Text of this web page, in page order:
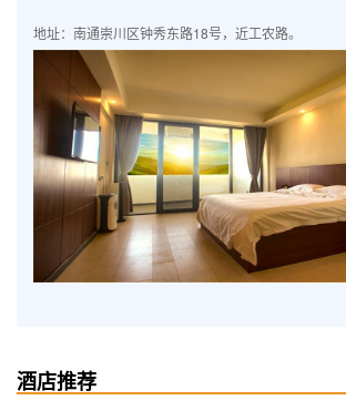
地址：南通崇川区钟秀东路18号，近工农路。
酒店推荐